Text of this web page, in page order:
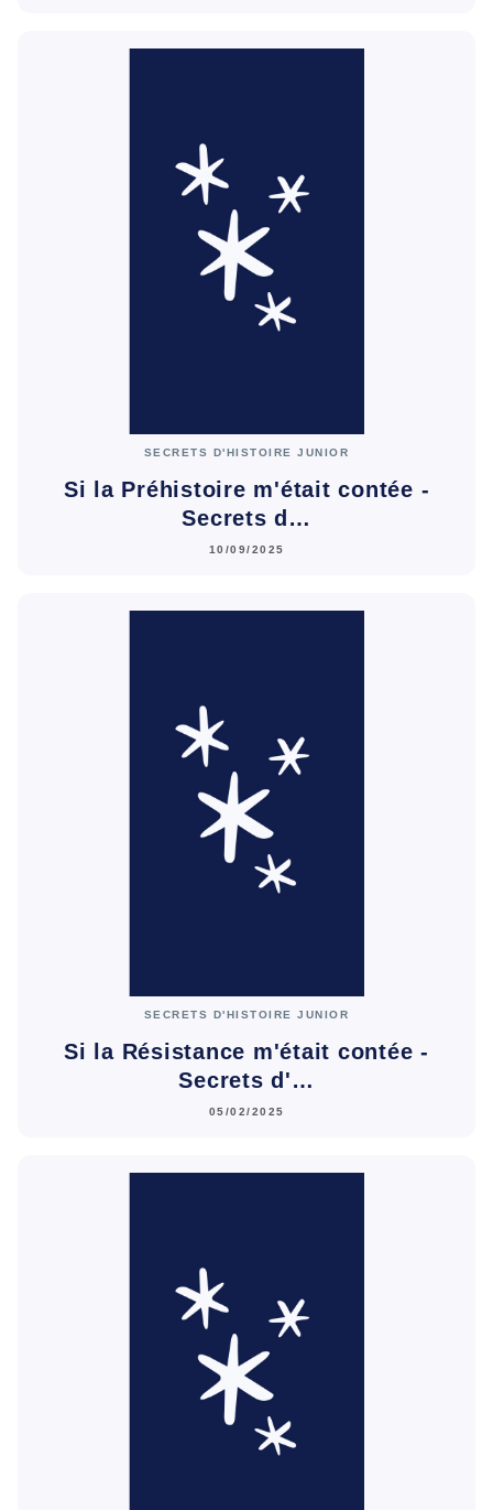
SECRETS D'HISTOIRE JUNIOR
Si la Préhistoire m'était contée -
Secrets d…
10/09/2025
SECRETS D'HISTOIRE JUNIOR
Si la Résistance m'était contée -
Secrets d'…
05/02/2025